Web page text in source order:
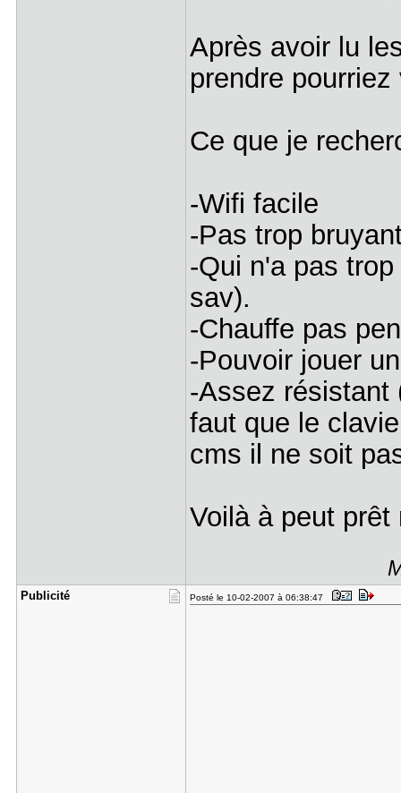
Après avoir lu
prendre
Ce que je
-Wifi facile
-Pas trop
-Qui n'a pas
sav).
-Chauffe pas
-Pouvoir jouer
-Assez résistant
faut que le
cms il ne soit
Voilà à peut
Publicité Posté le 10-02-2007 à 06:38:47